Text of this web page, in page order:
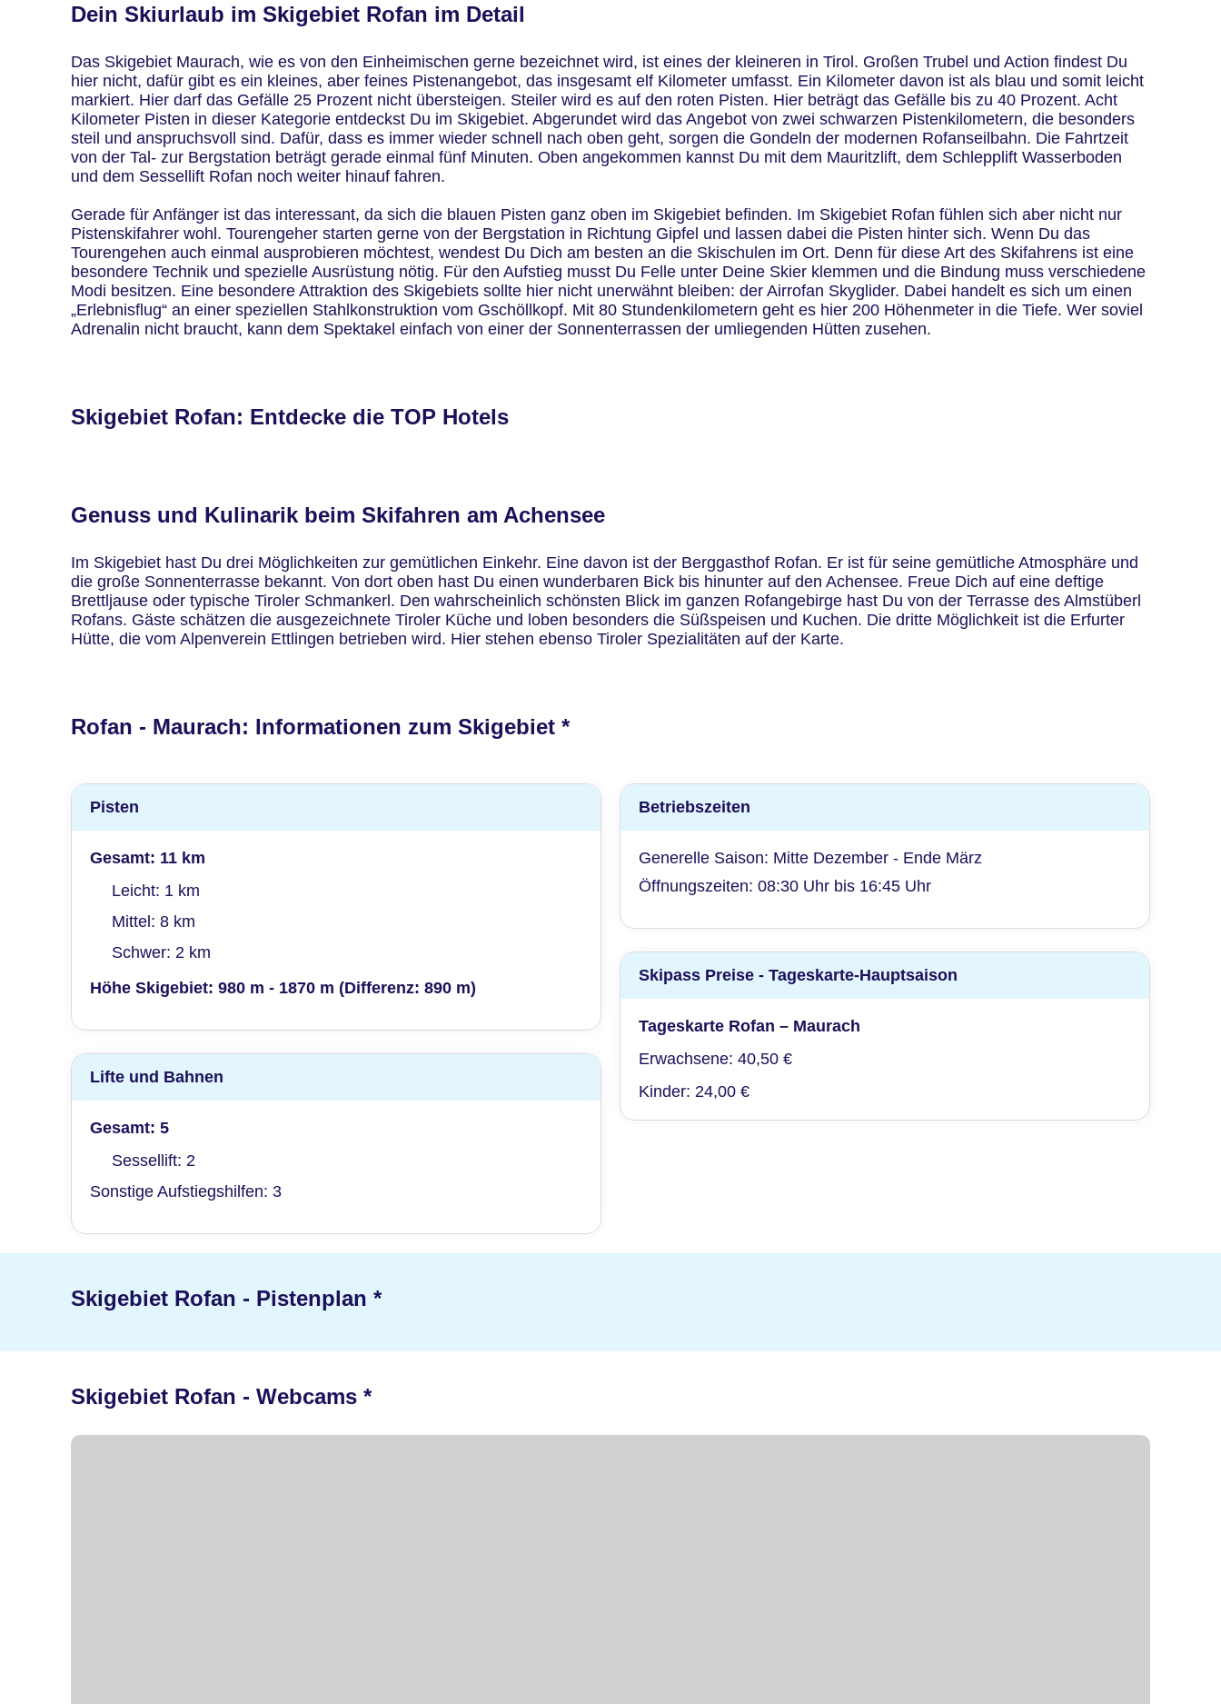
Dein Skiurlaub im Skigebiet Rofan im Detail
Das Skigebiet Maurach, wie es von den Einheimischen gerne bezeichnet wird, ist eines der kleineren in Tirol. Großen Trubel und Action findest Du
hier nicht, dafür gibt es ein kleines, aber feines Pistenangebot, das insgesamt elf Kilometer umfasst. Ein Kilometer davon ist als blau und somit leicht
markiert. Hier darf das Gefälle 25 Prozent nicht übersteigen. Steiler wird es auf den roten Pisten. Hier beträgt das Gefälle bis zu 40 Prozent. Acht
Kilometer Pisten in dieser Kategorie entdeckst Du im Skigebiet. Abgerundet wird das Angebot von zwei schwarzen Pistenkilometern, die besonders
steil und anspruchsvoll sind. Dafür, dass es immer wieder schnell nach oben geht, sorgen die Gondeln der modernen Rofanseilbahn. Die Fahrtzeit
von der Tal- zur Bergstation beträgt gerade einmal fünf Minuten. Oben angekommen kannst Du mit dem Mauritzlift, dem Schlepplift Wasserboden
und dem Sessellift Rofan noch weiter hinauf fahren.
Gerade für Anfänger ist das interessant, da sich die blauen Pisten ganz oben im Skigebiet befinden. Im Skigebiet Rofan fühlen sich aber nicht nur
Pistenskifahrer wohl. Tourengeher starten gerne von der Bergstation in Richtung Gipfel und lassen dabei die Pisten hinter sich. Wenn Du das
Tourengehen auch einmal ausprobieren möchtest, wendest Du Dich am besten an die Skischulen im Ort. Denn für diese Art des Skifahrens ist eine
besondere Technik und spezielle Ausrüstung nötig. Für den Aufstieg musst Du Felle unter Deine Skier klemmen und die Bindung muss verschiedene
Modi besitzen. Eine besondere Attraktion des Skigebiets sollte hier nicht unerwähnt bleiben: der Airrofan Skyglider. Dabei handelt es sich um einen
„Erlebnisflug“ an einer speziellen Stahlkonstruktion vom Gschöllkopf. Mit 80 Stundenkilometern geht es hier 200 Höhenmeter in die Tiefe. Wer soviel
Adrenalin nicht braucht, kann dem Spektakel einfach von einer der Sonnenterrassen der umliegenden Hütten zusehen.
Skigebiet Rofan: Entdecke die TOP Hotels
Genuss und Kulinarik beim Skifahren am Achensee
Im Skigebiet hast Du drei Möglichkeiten zur gemütlichen Einkehr. Eine davon ist der Berggasthof Rofan. Er ist für seine gemütliche Atmosphäre und
die große Sonnenterrasse bekannt. Von dort oben hast Du einen wunderbaren Bick bis hinunter auf den Achensee. Freue Dich auf eine deftige
Brettljause oder typische Tiroler Schmankerl. Den wahrscheinlich schönsten Blick im ganzen Rofangebirge hast Du von der Terrasse des Almstüberl
Rofans. Gäste schätzen die ausgezeichnete Tiroler Küche und loben besonders die Süßspeisen und Kuchen. Die dritte Möglichkeit ist die Erfurter
Hütte, die vom Alpenverein Ettlingen betrieben wird. Hier stehen ebenso Tiroler Spezialitäten auf der Karte.
Rofan - Maurach: Informationen zum Skigebiet *
Pisten
Gesamt: 11 km
Leicht: 1 km
Mittel: 8 km
Schwer: 2 km
Höhe Skigebiet: 980 m - 1870 m (Differenz: 890 m)
Lifte und Bahnen
Gesamt: 5
Sessellift: 2
Sonstige Aufstiegshilfen: 3
Betriebszeiten
Generelle Saison: Mitte Dezember - Ende März
Öffnungszeiten: 08:30 Uhr bis 16:45 Uhr
Skipass Preise - Tageskarte-Hauptsaison
Tageskarte Rofan – Maurach
Erwachsene: 40,50 €
Kinder: 24,00 €
Skigebiet Rofan - Pistenplan *
Skigebiet Rofan - Webcams *